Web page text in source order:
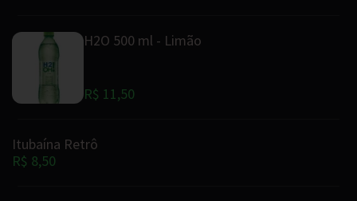
H2O 500 ml - Limão
R$ 11,50
Itubaína Retrô
R$ 8,50